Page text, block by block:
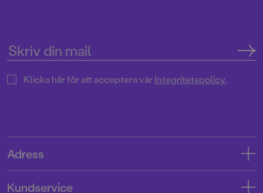
Klicka här för att acceptera vårIntegritetspolicy.
Adress
Kundservice